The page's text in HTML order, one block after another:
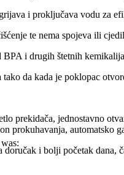
i proključava vodu za
te nema spojeva ili
i drugih štetnih
da kada je poklopac
prekidača, jednostavno
prokuhavanja, automatsko
i bolji početak